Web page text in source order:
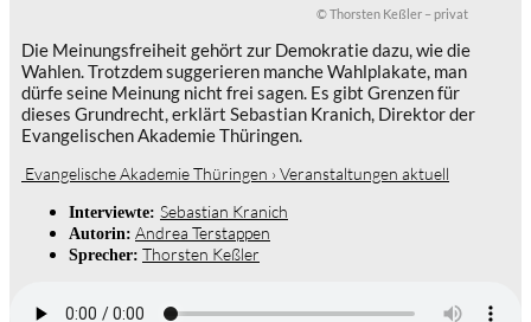
© Thorsten Keßler – privat
Die Meinungsfreiheit gehört zur Demokratie dazu, wie die
Wahlen. Trotzdem suggerieren manche Wahlplakate, man
dürfe seine Meinung nicht frei sagen. Es gibt Grenzen für
dieses Grundrecht, erklärt Sebastian Kranich, Direktor der
Evangelischen Akademie Thüringen.
Evangelische Akademie Thüringen › Veranstaltungen aktuell
Interviewte: Sebastian Kranich
Autorin: Andrea Terstappen
Sprecher: Thorsten Keßler